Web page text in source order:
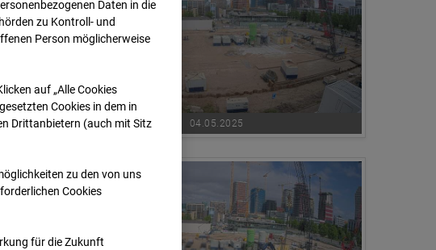
04.05.2025
Daten in die
zu Kontroll- und
Person möglicherweise
auf „Alle Cookies
Cookies in dem in
Drittanbietern (auch mit Sitz
zu den von uns
Cookies
für die Zukunft